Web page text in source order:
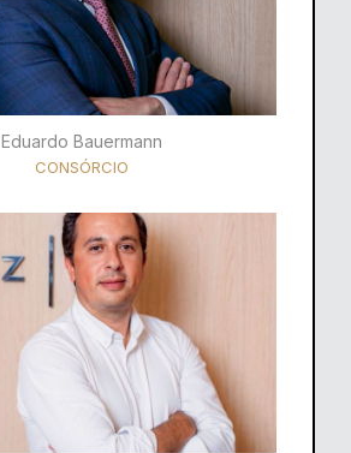
Eduardo Bauermann
CONSÓRCIO